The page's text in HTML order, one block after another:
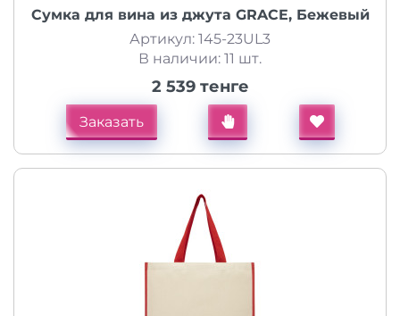
Сумка для вина из джута GRACE, Бежевый
Артикул: 145-23UL3
В наличии: 11 шт.
2 539 тенге
Заказать